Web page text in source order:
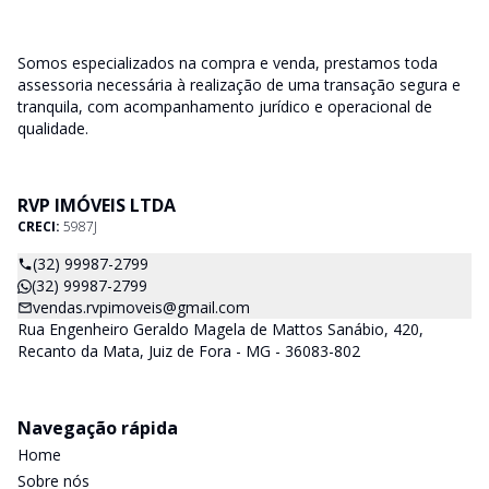
Somos especializados na compra e venda, prestamos toda
assessoria necessária à realização de uma transação segura e
tranquila, com acompanhamento jurídico e operacional de
qualidade.
RVP IMÓVEIS LTDA
CRECI: 5987J
(32) 99987-2799
(32) 99987-2799
vendas.rvpimoveis@gmail.com
Rua Engenheiro Geraldo Magela de Mattos Sanábio, 420,
Recanto da Mata, Juiz de Fora - MG - 36083-802
Navegação rápida
Home
Sobre nós